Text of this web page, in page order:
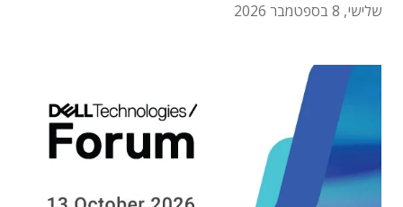
שלישי, 8 בספטמבר 2026